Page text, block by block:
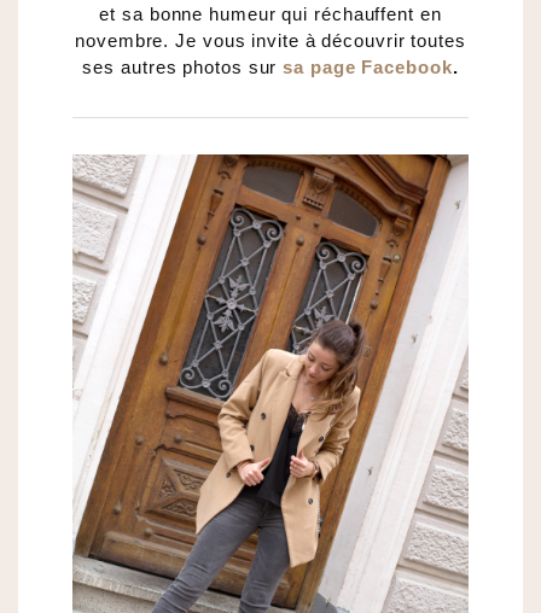
et sa bonne humeur qui réchauffent en
novembre. Je vous invite à découvrir toutes
ses autres photos sursa page Facebook.